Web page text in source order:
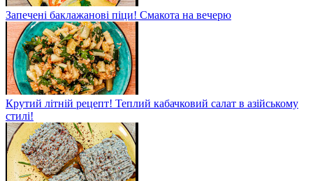
Запечені баклажанові піци! Смакота на вечерю
Крутий літній рецепт! Теплий кабачковий салат в азійському
стилі!